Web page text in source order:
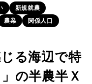
新規就農
農業
関係人口
る海辺で特
の半農半Ｘ